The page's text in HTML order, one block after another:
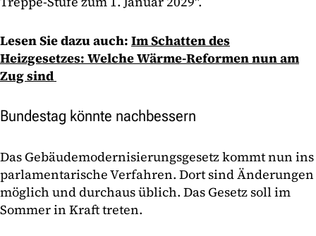
Lesen Sie dazu auch: Im Schatten des
Heizgesetzes: Welche Wärme-Reformen nun am
Zug sind
Bundestag könnte nachbessern
Das Gebäudemodernisierungsgesetz kommt nun ins
parlamentarische Verfahren. Dort sind Änderungen
möglich und durchaus üblich. Das Gesetz soll im
Sommer in Kraft treten.